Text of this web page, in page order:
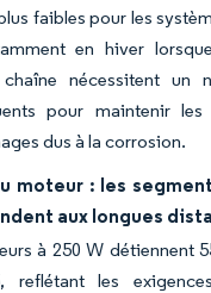
faibles pour les
en hiver
nécessitent un
pour maintenir les
dus à la corrosion.
moteur : les
aux longues
à 250 W détiennent
reflétant les